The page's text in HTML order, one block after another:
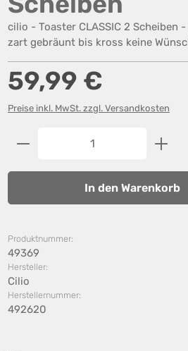
cilio - Toaster CLASSIC 2 Scheiben
zart gebräunt bis kross keine
Regulärer Preis:
59,99 €
Preise inkl. MwSt. zzgl. Versandkosten
Produkt Anzahl: Gib
In den Warenkorb
Produktnummer:
49369
Hersteller:
Cilio
Herstellernummer:
492620